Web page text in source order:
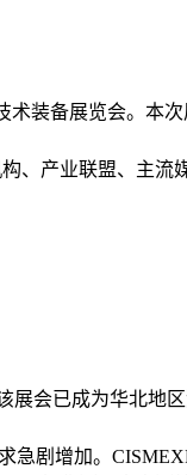
术装备展览会。本
、产业联盟、主流
展会已成为华北地
急剧增加。